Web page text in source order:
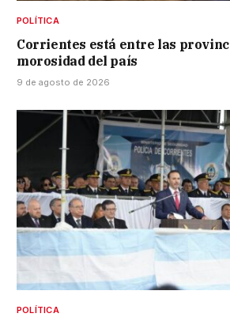
POLÍTICA
Corrientes está entre las
morosidad del país
9 de agosto de 2026
POLÍTICA